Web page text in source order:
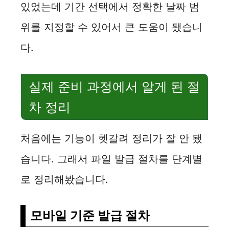
있었는데 기간 선택에서 정확한 날짜 범
위를 지정할 수 있어서 큰 도움이 됐습니
다.
실제 준비 과정에서 알게 된 절
차 정리
처음에는 기능이 헷갈려 정리가 잘 안 됐
습니다. 그래서 파일 발급 절차를 단계별
로 정리해봤습니다.
모바일 기준 발급 절차